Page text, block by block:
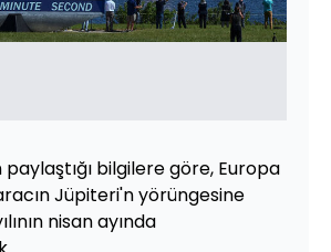
paylaştığı bilgilere göre, Europa
Jüpiteri'n yörüngesine
nisan ayında